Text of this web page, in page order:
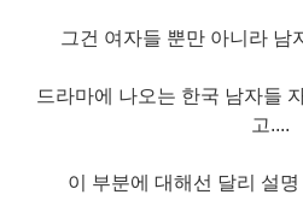
그건 여자들 뿐만 아니라 남
드라마에 나오는 한국 남자들
고....
이 부분에 대해선 달리 설